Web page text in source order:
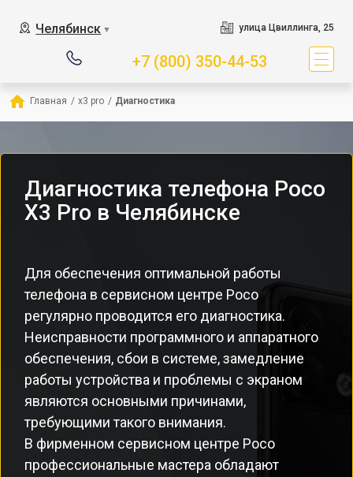
Челябинск ▼ улица Цвиллинга, 25
+7 (800) 350-44-53
Главная / x3 pro / Диагностика
Диагностика телефона Poco
X3 Pro в Челябинске
Для обеспечения оптимальной работы
телефона в сервисном центре Poco
регулярно проводится его диагностика.
Неисправности программного и аппаратного
обеспечения, сбои в системе, замедление
работы устройства и проблемы с экраном
являются основными причинами,
требующими такого внимания.
В фирменном сервисном центре Poco
профессиональные мастера обладают